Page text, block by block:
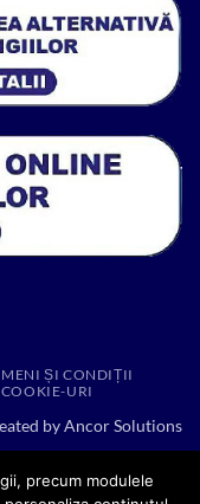
ȘI CONDIȚII
URI
byAncor Solutions
precum modulele